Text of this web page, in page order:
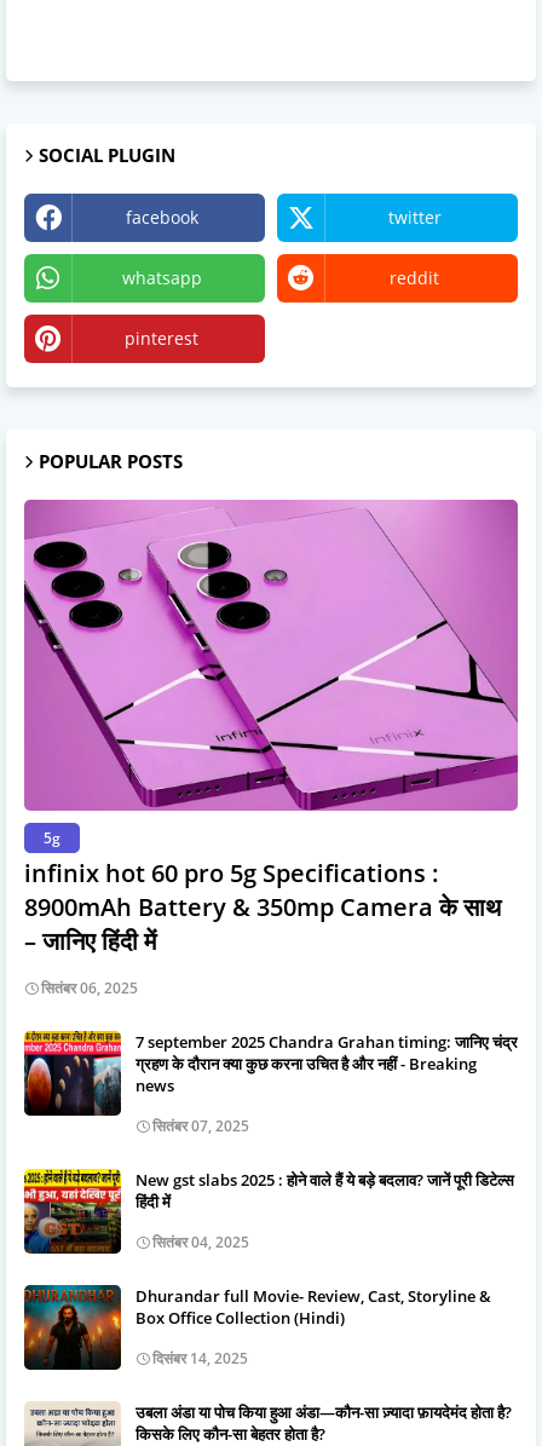
SOCIAL PLUGIN
facebook twitter
whatsapp reddit
pinterest
POPULAR POSTS
5g
infinix hot 60 pro 5g Specifications :
8900mAh Battery & 350mp Camera के साथ
– जानिए हिंदी में
सितंबर 06, 2025
7 september 2025 Chandra Grahan timing: जानिए चंद्र
ग्रहण के दौरान क्या कुछ करना उचित है और नहीं - Breaking
news
सितंबर 07, 2025
New gst slabs 2025 : होने वाले हैं ये बड़े बदलाव? जानें पूरी डिटेल्स
हिंदी में
सितंबर 04, 2025
Dhurandar full Movie- Review, Cast, Storyline &
Box Office Collection (Hindi)
दिसंबर 14, 2025
उबला अंडा या पोच किया हुआ अंडा—कौन-सा ज़्यादा फ़ायदेमंद होता है?
किसके लिए कौन-सा बेहतर होता है?